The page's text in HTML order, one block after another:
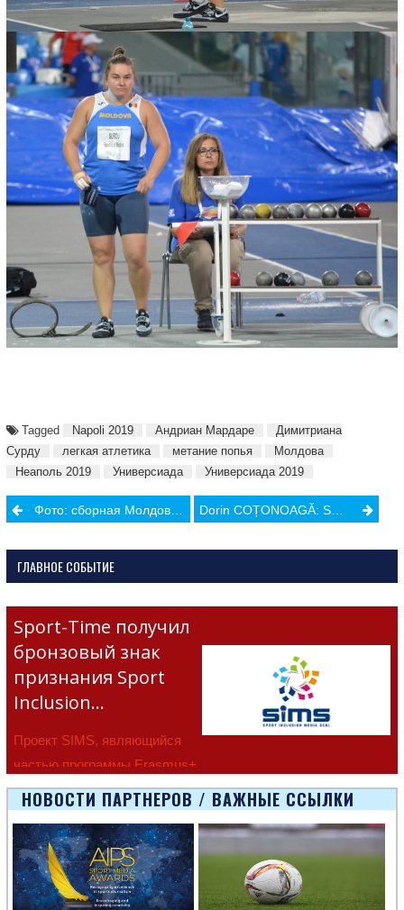
Tagged Napoli 2019 Андриан Мардаре
Димитриана
Сурду
легкая атлетика метание попья
Молдова
Неаполь 2019
Универсиада Универсиада 2019
PostФото: сборная Молдовы на Всемирной Универсиаде 2019 Dorin COȚONOAGĂ: Spiritul de sacrificiu şi curajul condiţionează succesul unui judoka
ГЛАВНОЕ СОБЫТИЕ
Sport-Time получил
бронзовый знак
признания Sport
Inclusion…
Проект SIMS, являющийся
частью программы Erasmus+
Европейско
НОВОСТИ ПАРТНЕРОВ / ВАЖНЫЕ ССЫЛКИ